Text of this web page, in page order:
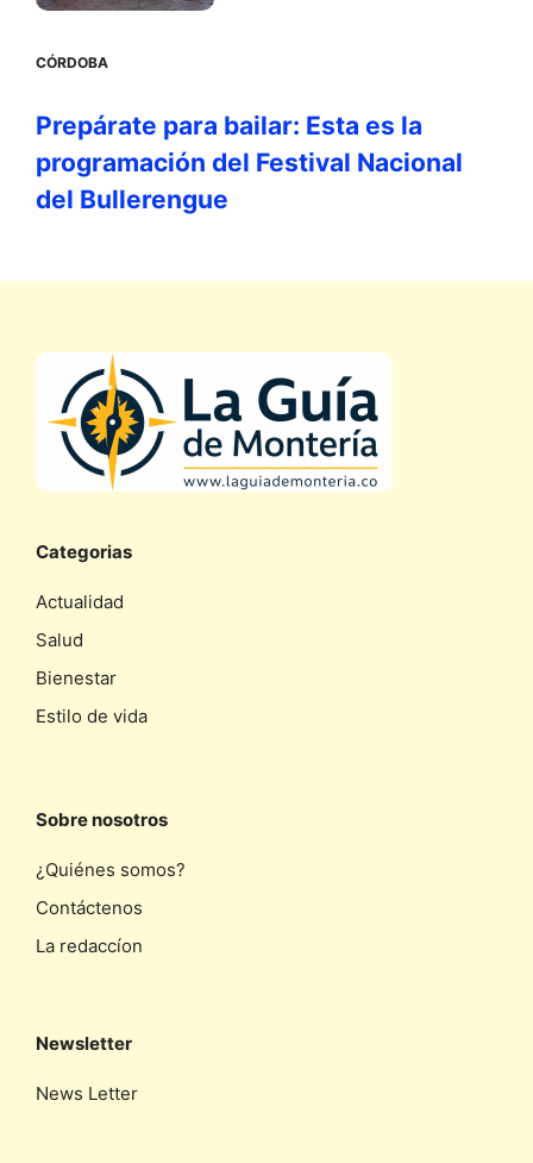
CÓRDOBA
Prepárate para bailar: Esta es la
programación del Festival Nacional
del Bullerengue
Categorias
Actualidad
Salud
Bienestar
Estilo de vida
Sobre nosotros
¿Quiénes somos?
Contáctenos
La redaccíon
Newsletter
News Letter